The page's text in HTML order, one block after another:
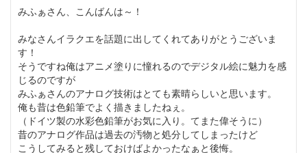
みふぁさん、こんばんは～！
みなさんイラクエを話題に出してくれてありがとうございま
す！
そうですね俺はアニメ塗りに憧れるのでデジタル絵に魅力を感
じるのですが
みふぁさんのアナログ技術はとても素晴らしいと思います。
俺も昔は色鉛筆でよく描きましたねぇ。
（ドイツ製の水彩色鉛筆がお気に入り。てまた偉そうに）
昔のアナログ作品は過去の汚物と処分してしまったけど
こうしてみると残しておけばよかったなぁと後悔。